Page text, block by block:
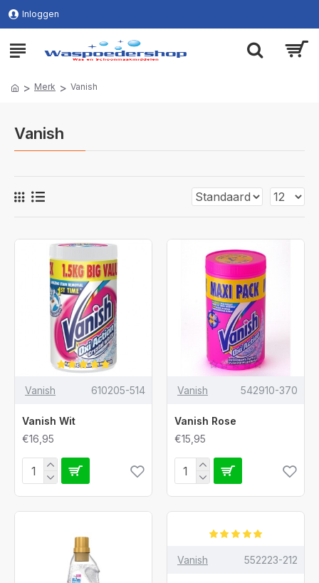
Inloggen
Merk Vanish
Vanish
Vanish 610205-514
Vanish Wit
€16,95
Vanish 542910-370
Vanish Rose
€15,95
Vanish 552223-212